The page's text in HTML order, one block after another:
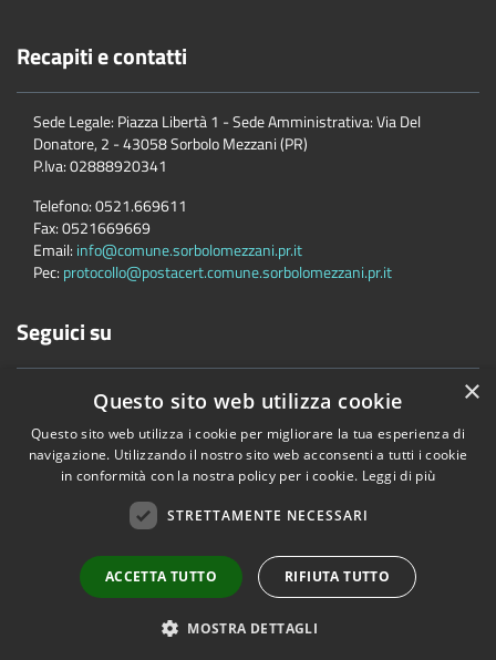
Recapiti e contatti
Sede Legale: Piazza Libertà 1 - Sede Amministrativa: Via Del
Donatore, 2 - 43058 Sorbolo Mezzani (PR)
P.Iva:02888920341
Telefono:0521.669611
Fax:0521669669
Email: info@comune.sorbolomezzani.pr.it
Pec: protocollo@postacert.comune.sorbolomezzani.pr.it
Seguici su
Accessibilità
Municipium•Accesso redazione
×
Questo sito web utilizza cookie
Questo sito web utilizza i cookie per migliorare la tua esperienza di
navigazione. Utilizzando il nostro sito web acconsenti a tutti i cookie
in conformità con la nostra policy per i cookie. Leggi di più
STRETTAMENTE NECESSARI
ACCETTA TUTTO RIFIUTA TUTTO
MOSTRA DETTAGLI